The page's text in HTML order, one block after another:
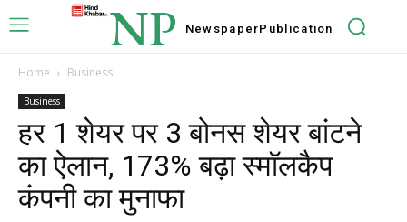
NP NewspaperPublication
Home Business
Business
हर 1 शेयर पर 3 बोनस शेयर बांटने
का ऐलान, 173% बढ़ा स्मॉलकैप
कंपनी का मुनाफा